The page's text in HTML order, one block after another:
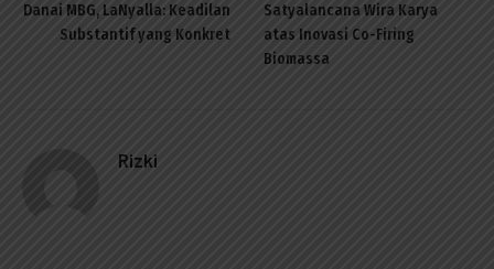
Danai MBG, LaNyalla: Keadilan
Substantif yang Konkret
Satyalancana Wira Karya
atas Inovasi Co-Firing
Biomassa
Rizki